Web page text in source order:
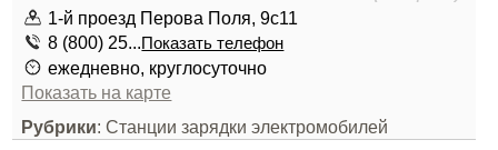
1-й проезд Перова Поля, 9с11
8 (800) 25...Показать телефон
ежедневно, круглосуточно
Показать на карте
Рубрики: Станции зарядки электромобилей